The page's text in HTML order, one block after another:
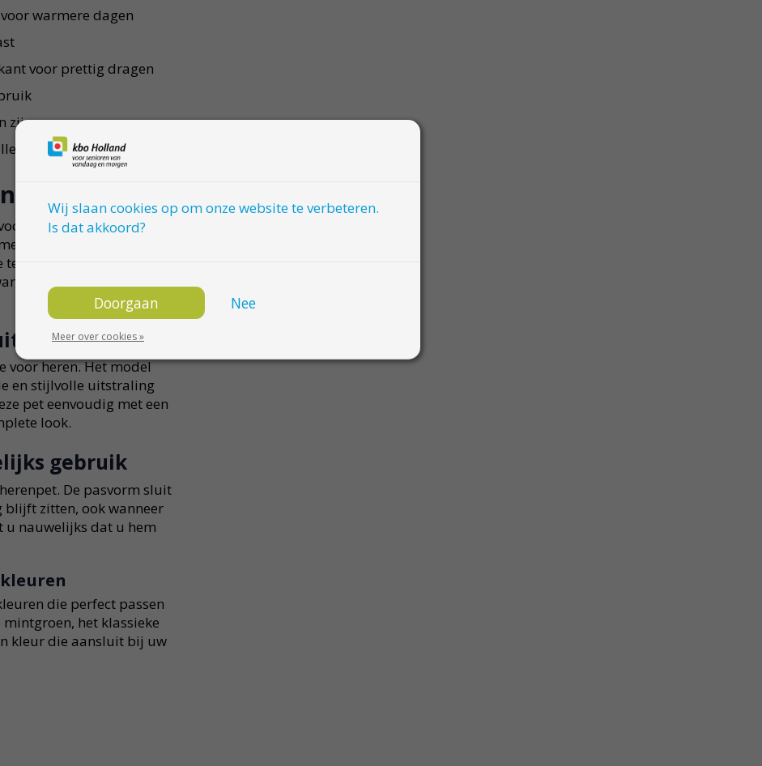
warmere dagen
voor prettig dragen
zijn
maten
en zomer
comfortabel gebruik
materiaal zorgt
stijgt.
een fietstocht of
voor heren. Het model
en stijlvolle uitstraling
pet eenvoudig met een
look.
gebruik
De pasvorm sluit
zitten, ook wanneer
u nauwelijks dat u hem
die perfect passen
het klassieke
kleur die aansluit bij uw
Wij slaan cookies op om onze website te verbeteren.
Is dat akkoord?
Doorgaan Nee
Meer over cookies »